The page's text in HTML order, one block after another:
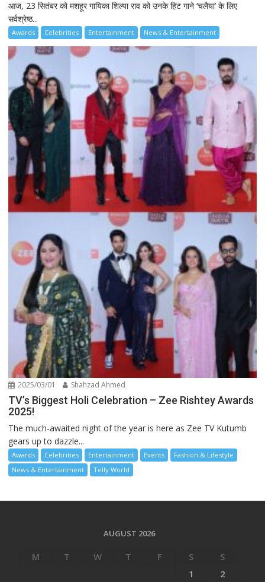
आज, 23 सितंबर को मशहूर गायिका शिल्पा राव को उनके हिट गाने ‘चलैया’ के लिए
सर्वश्रेष्ठ...
Awards Celebrities Entertainment News & Entertainment
2025/03/01 Shahzad Ahmed
TV’s Biggest Holi Celebration – Zee Rishtey Awards
2025!
The much-awaited night of the year is here as Zee TV Kutumb
gears up to dazzle...
Awards Celebrities Entertainment Events
Fashion & Lifestyle
News & Entertainment
Telly World
AUGUST 2026
M T W T F S
S
1
2